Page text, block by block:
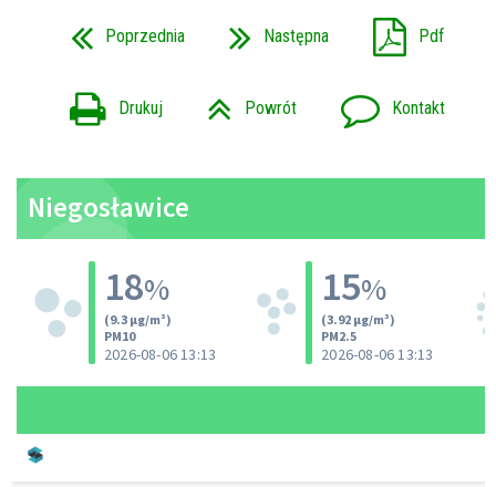
Poprzednia Następna Pdf
Drukuj Powrót Kontakt